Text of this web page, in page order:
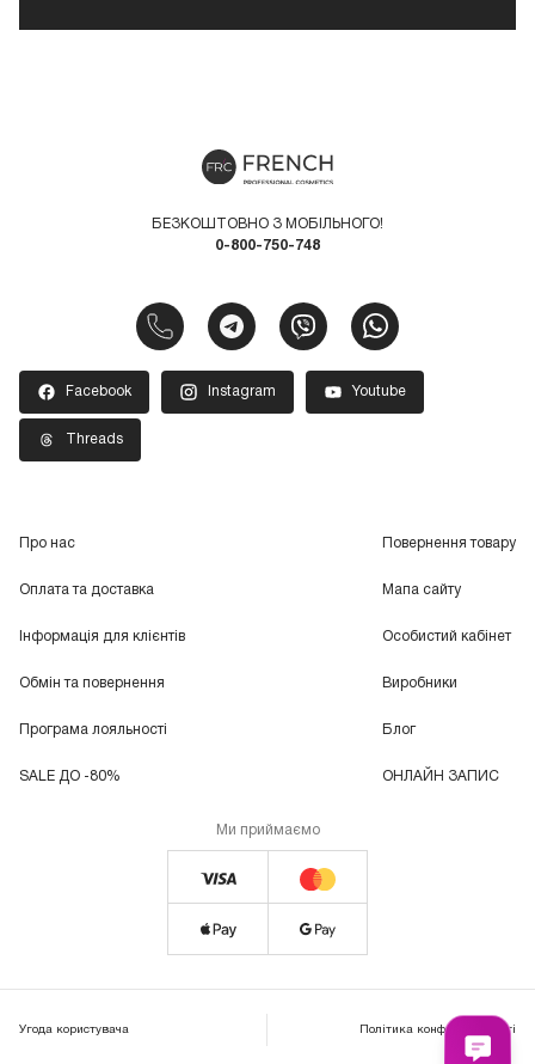
БЕЗКОШТОВНО З МОБІЛЬНОГО!
0-800-750-748
Facebook Instagram Youtube
Threads
Про нас
Оплата та доставка
Інформація для клієнтів
Обмін та повернення
Програма лояльності
SALE ДО -80%
Повернення товару
Мапа сайту
Особистий кабінет
Виробники
Блог
ОНЛАЙН ЗАПИС
Ми приймаємо
Угода користувача Політика конфіденційності